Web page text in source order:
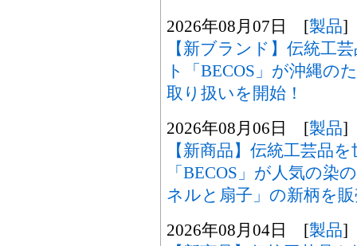
2026年08月07日 [製品]
【新ブランド】伝統工
ト「BECOS」が沖縄の
取り扱いを開始！
2026年08月06日 [製品]
【新商品】伝統工芸品
「BECOS」が人気の染
ネルと扇子」の新柄を
2026年08月04日 [製品]